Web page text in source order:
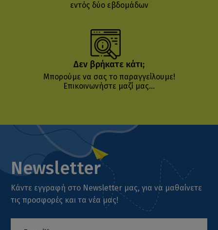
εντός δύο εβδομάδων
Δεν βρήκατε κάτι;
Μπορούμε να σας το παραγγείλουμε!
Επικοινωνήστε μαζί μας...
Newsletter
Κάντε εγγραφή στο Newsletter μας, για να μαθαίνετε
τις προσφορές και τα νέα μας!